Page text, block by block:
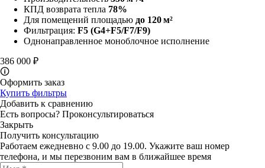
КПД возврата тепла 78%
Для помещений площадью до 120 м²
Фильтрация: F5 (G4+F5/F7/F9)
Однонаправленное моноблочное исполнение
386 000 ₽
🛈
Оформить заказ
Купить фильтры
Добавить к сравнению
Есть вопросы? Проконсультироваться
Закрыть
Получить консультацию
Работаем ежедневно с 9.00 до 19.00. Укажите ваш номер
телефона, и мы перезвоним вам в ближайшее время